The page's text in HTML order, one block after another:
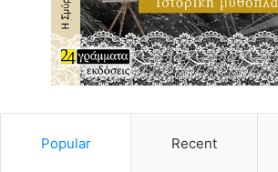
Popular Recent